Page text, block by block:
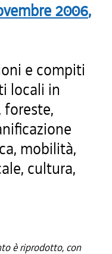
2006,
e compiti
locali in
mobilità,
cultura,
è riprodotto, con